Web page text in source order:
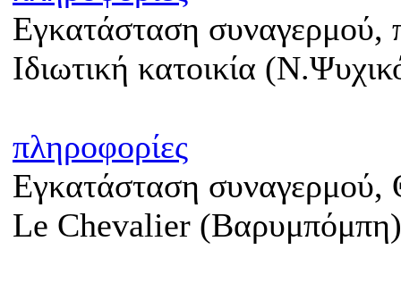
Εγκατάσταση συναγερμού,
Ιδιωτική κατοικία
πληροφορίες
Εγκατάσταση συναγερμού,
Le Chevalier (Βαρυμπόμπη)